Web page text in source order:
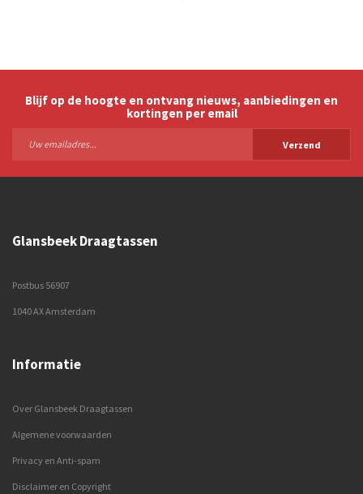
Blijf op de hoogte en ontvang nieuws, aanbiedingen en
kortingen per email
Verzend
Glansbeek Draagtassen
Postbus 56907
1040 AX Amsterdam
Informatie
Over Glansbeek Draagtassen
Algemene voorwaarden
Privacy en Anti-spam
Disclaimer en Copyright